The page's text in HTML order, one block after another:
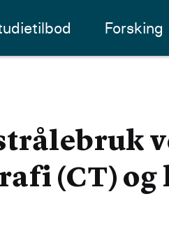
Forsking
(CT)